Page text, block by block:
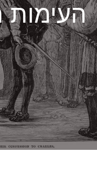
העימות